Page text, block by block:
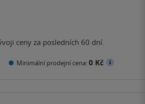
ceny za posledních 60 dní.
Minimální prodejní cena:0 Kč